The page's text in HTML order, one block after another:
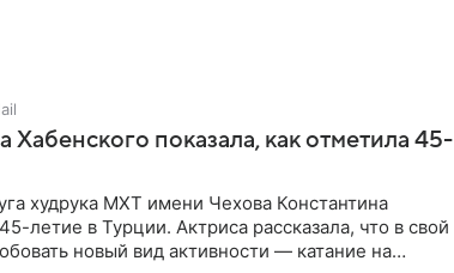
показала, как отметила 45-
худрука МХТ имени Чехова Константина
летие в Турции. Актриса рассказала, что в свой
новый вид активности — катание на